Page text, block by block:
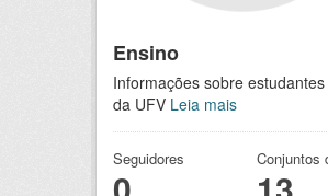
Ensino
Informações sobre
da UFV Leia mais
Seguidores Conjuntos